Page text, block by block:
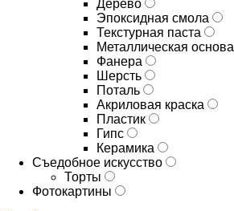
Дерево
Эпоксидная смола
Текстурная паста
Металлическая основа
Фанера
Шерсть
Поталь
Акриловая краска
Пластик
Гипс
Керамика
Съедобное искусство
Торты
Фотокартины